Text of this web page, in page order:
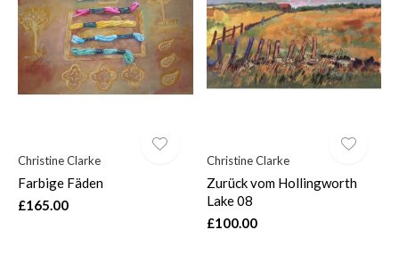
Christine Clarke
Farbige Fäden
£165.00
Christine Clarke
Zurück vom Hollingworth
Lake 08
£100.00